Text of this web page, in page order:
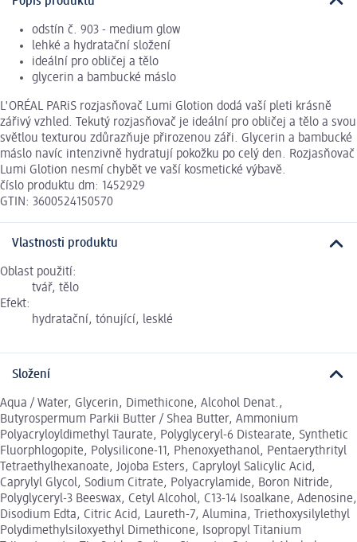
odstín č. 903 - medium glow
lehké a hydratační složení
ideální pro obličej a tělo
glycerin a bambucké máslo
L'ORÉAL PARiS rozjasňovač Lumi Glotion dodá vaší pleti krásně
zářivý vzhled. Tekutý rozjasňovač je ideální pro obličej a tělo a svou
světlou texturou zdůrazňuje přirozenou záři. Glycerin a bambucké
máslo navíc intenzivně hydratují pokožku po celý den. Rozjasňovač
Lumi Glotion nesmí chybět ve vaší kosmetické výbavě.
číslo produktu dm: 1452929
GTIN: 3600524150570
Vlastnosti produktu
Oblast použití:
tvář, tělo
Efekt:
hydratační, tónující, lesklé
Složení
Aqua / Water, Glycerin, Dimethicone, Alcohol Denat.,
Butyrospermum Parkii Butter / Shea Butter, Ammonium
Polyacryloyldimethyl Taurate, Polyglyceryl-6 Distearate, Synthetic
Fluorphlogopite, Polysilicone-11, Phenoxyethanol, Pentaerythrityl
Tetraethylhexanoate, Jojoba Esters, Capryloyl Salicylic Acid,
Caprylyl Glycol, Sodium Citrate, Polyacrylamide, Boron Nitride,
Polyglyceryl-3 Beeswax, Cetyl Alcohol, C13-14 Isoalkane, Adenosine,
Disodium Edta, Citric Acid, Laureth-7, Alumina, Triethoxysilylethyl
Polydimethylsiloxyethyl Dimethicone, Isopropyl Titanium